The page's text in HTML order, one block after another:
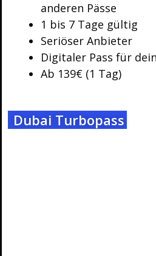
anderen Pässe
1 bis 7 Tage gültig
Seriöser Anbieter
Digitaler Pass für
Ab 139€ (1 Tag)
Dubai Turbopass